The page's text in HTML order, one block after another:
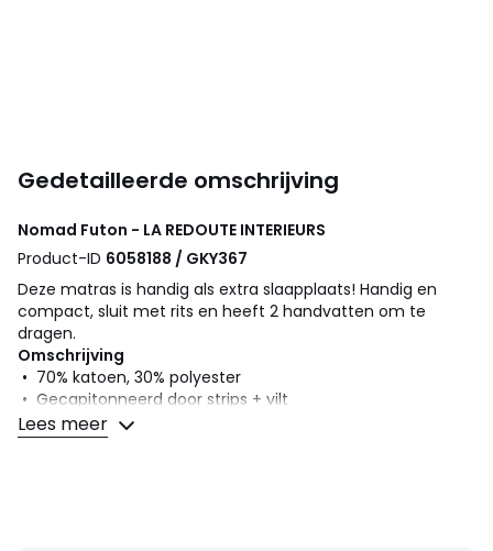
Gedetailleerde omschrijving
Nomad Futon - LA REDOUTE INTERIEURS
Product-ID 6058188 / GKY367
Deze matras is handig als extra slaapplaats! Handig en
compact, sluit met rits en heeft 2 handvatten om te
dragen.
Omschrijving
• 70% katoen, 30% polyester
• Gecapitonneerd door strips + vilt
• Omkeerbaar
• Made in France
Lees meer